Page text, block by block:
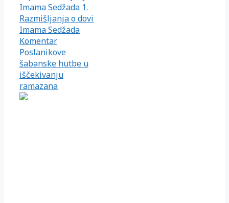
Imama Sedžada 1.
Razmišljanja o dovi
Imama Sedžada
Komentar
Poslanikove
šabanske hutbe u
iščekivanju
ramazana